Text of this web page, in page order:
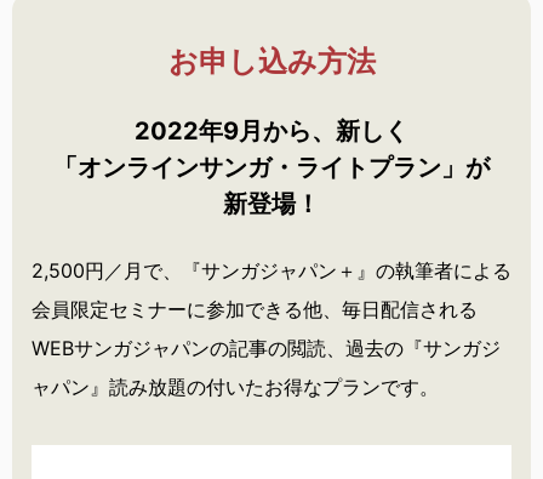
お申し込み方法
2022年9月から、新しく
「オンラインサンガ・ ライトプラン」が
新登場！
2,500円／月で、『サンガジャパン＋』の執筆者による
会員限定セミナーに参加できる他、毎日配信される
WEBサンガジャパンの記事の閲読、過去の『サンガジ
ャパン』読み放題の付いたお得なプランです。